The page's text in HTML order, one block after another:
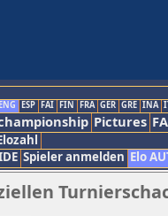
ENG ESP FAI FIN FRA GER GRE INA
Pictures
Spieler anmelden Elo